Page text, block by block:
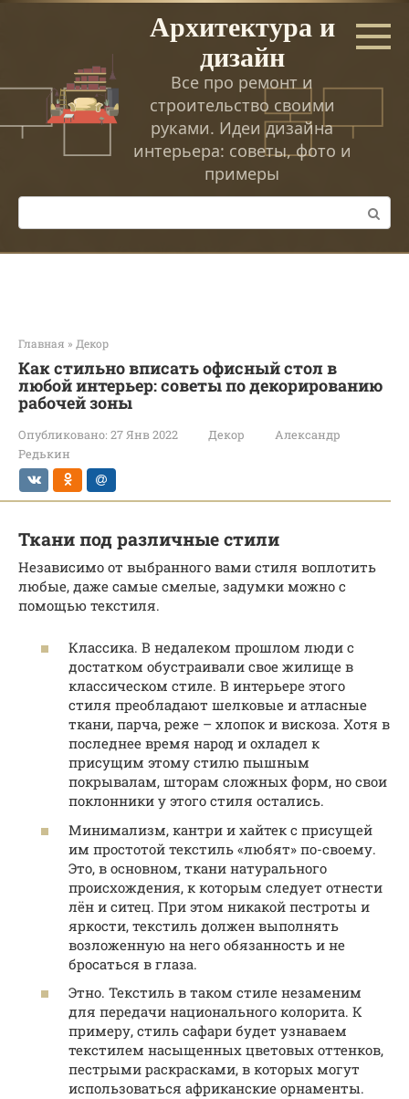
Перейти
Архитектура и
дизайн
Все про ремонт и
строительство своими
руками. Идеи дизайна
интерьера: советы, фото и
примеры
Поиск:
Главная » Декор
Как стильно вписать офисный стол в
любой интерьер: советы по декорированию
рабочей зоны
Опубликовано: 27 Янв 2022 Декор
Александр
Редькин
Ткани под различные стили
Независимо от выбранного вами стиля воплотить
любые, даже самые смелые, задумки можно с
помощью текстиля.
Классика. В недалеком прошлом люди с
достатком обустраивали свое жилище в
классическом стиле. В интерьере этого
стиля преобладают шелковые и атласные
ткани, парча, реже – хлопок и вискоза. Хотя в
последнее время народ и охладел к
присущим этому стилю пышным
покрывалам, шторам сложных форм, но свои
поклонники у этого стиля остались.
Минимализм, кантри и хайтек с присущей
им простотой текстиль «любят» по-своему.
Это, в основном, ткани натурального
происхождения, к которым следует отнести
лён и ситец. При этом никакой пестроты и
яркости, текстиль должен выполнять
возложенную на него обязанность и не
бросаться в глаза.
Этно. Текстиль в таком стиле незаменим
для передачи национального колорита. К
примеру, стиль сафари будет узнаваем
текстилем насыщенных цветовых оттенков,
пестрыми раскрасками, в которых могут
использоваться африканские орнаменты.